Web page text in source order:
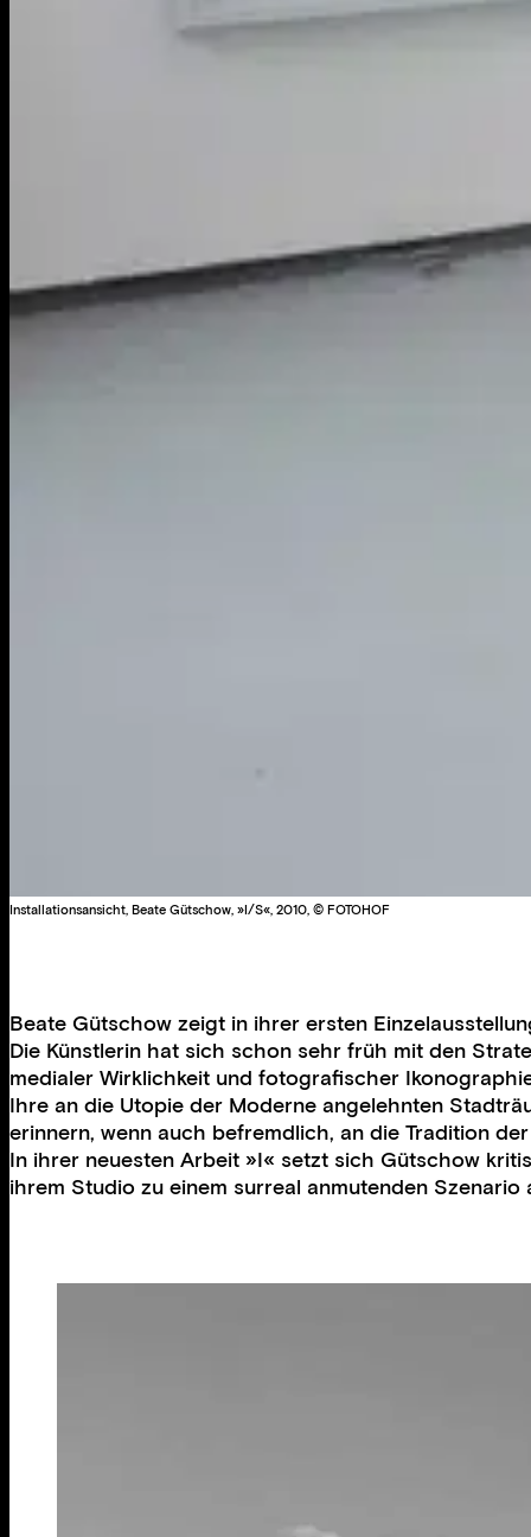
Installationsansicht, Beate Gütschow, »I/S«, 2010, © FOTOHOF
Beate Gütschow zeigt in ihrer ersten
Die Künstlerin hat sich schon sehr früh mit den
medialer Wirklichkeit und fotografischer
Ihre an die Utopie der Moderne angelehnten
erinnern, wenn auch befremdlich, an die Tradition
In ihrer neuesten Arbeit »I« setzt sich Gütschow
ihrem Studio zu einem surreal anmutenden